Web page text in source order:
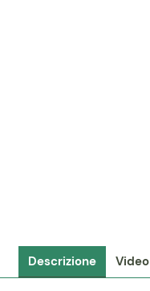
Descrizione Video